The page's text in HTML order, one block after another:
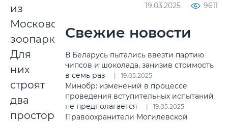
из
Московского
зоопарка.
Для
них
строят
два
просторных
19.03.2025 9611
Свежие новости
В Беларусь пытались ввезти партию
чипсов и шоколада, занизив стоимость
в семь раз
19.05.2025
Минобр: изменений в процессе
проведения вступительных испытаний
не предполагается
19.05.2025
Правоохранители Могилевской